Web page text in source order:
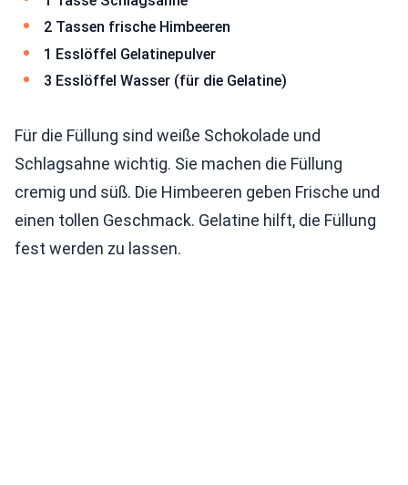
2 Tassen frische Himbeeren
1 Esslöffel Gelatinepulver
3 Esslöffel Wasser (für die Gelatine)
Für die Füllung sind weiße Schokolade und
Schlagsahne wichtig. Sie machen die Füllung
cremig und süß. Die Himbeeren geben Frische und
einen tollen Geschmack. Gelatine hilft, die Füllung
fest werden zu lassen.